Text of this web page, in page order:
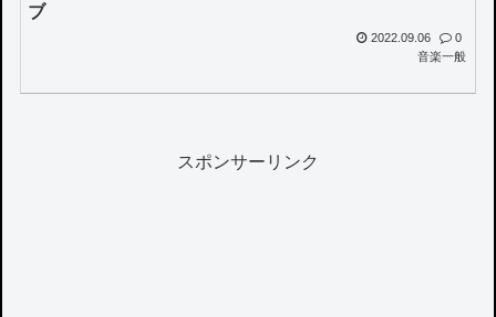
ブ
2022.09.06
0
音楽一般
スポンサーリンク